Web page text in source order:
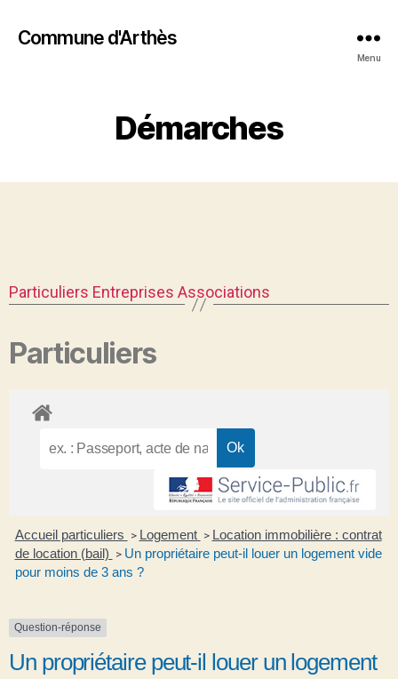
Commune d'Arthès
Menu
Démarches
Particuliers Entreprises Associations
Particuliers
Accueil particuliers > Logement > Location immobilière : contrat
de location (bail) > Un propriétaire peut-il louer un logement vide
pour moins de 3 ans ?
Question-réponse
Un propriétaire peut-il louer un logement